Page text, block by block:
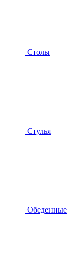
Столы
Стулья
Обеденные